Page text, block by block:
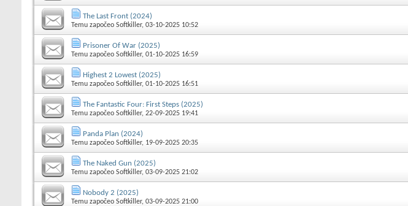
The Last Front (2024)
Temu započeo Softkiller, 03-10-2025 10:52
Prisoner Of War (2025)
Temu započeo Softkiller, 01-10-2025 16:59
Highest 2 Lowest (2025)
Temu započeo Softkiller, 01-10-2025 16:51
The Fantastic Four: First Steps (2025)
Temu započeo Softkiller, 22-09-2025 19:41
Panda Plan (2024)
Temu započeo Softkiller, 19-09-2025 20:35
The Naked Gun (2025)
Temu započeo Softkiller, 03-09-2025 21:02
Nobody 2 (2025)
Temu započeo Softkiller, 03-09-2025 21:00